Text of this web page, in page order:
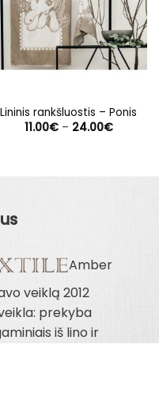
Lininis rankšluostis – Ponis
11.00€ – 24.00€Price
Amber
veiklą 2012
prekyba
iš lino ir